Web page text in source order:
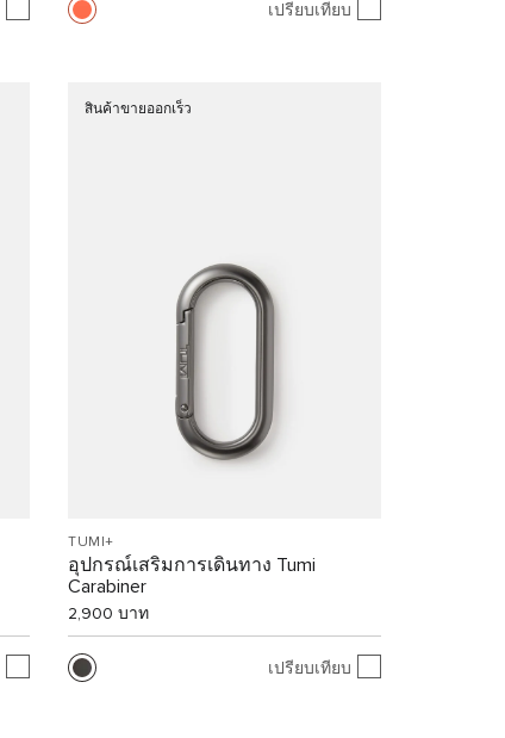
เปรียบเทียบ
สินค้าขายออกเร็ว
TUMI+
อุปกรณ์เสริมการเดินทาง Tumi
Carabiner
2,900 บาท
เปรียบเทียบ